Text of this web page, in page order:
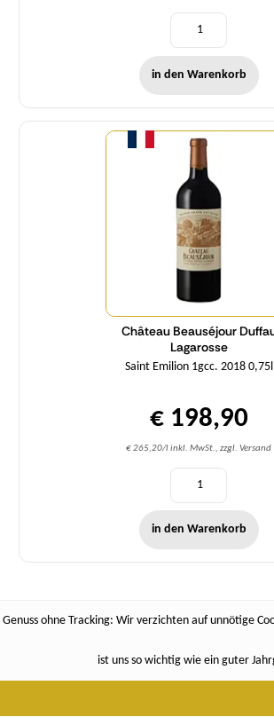
in den Warenkorb
Château Beauséjour
Lagarosse
Saint Emilion 1gcc. 2018 0,75l
€ 198,90
€ 265,20/l inkl. MwSt., zzgl. Versand
Menge
in den Warenkorb
Genuss ohne Tracking: Wir verzichten auf unnötige
ist uns so wichtig wie ein guter